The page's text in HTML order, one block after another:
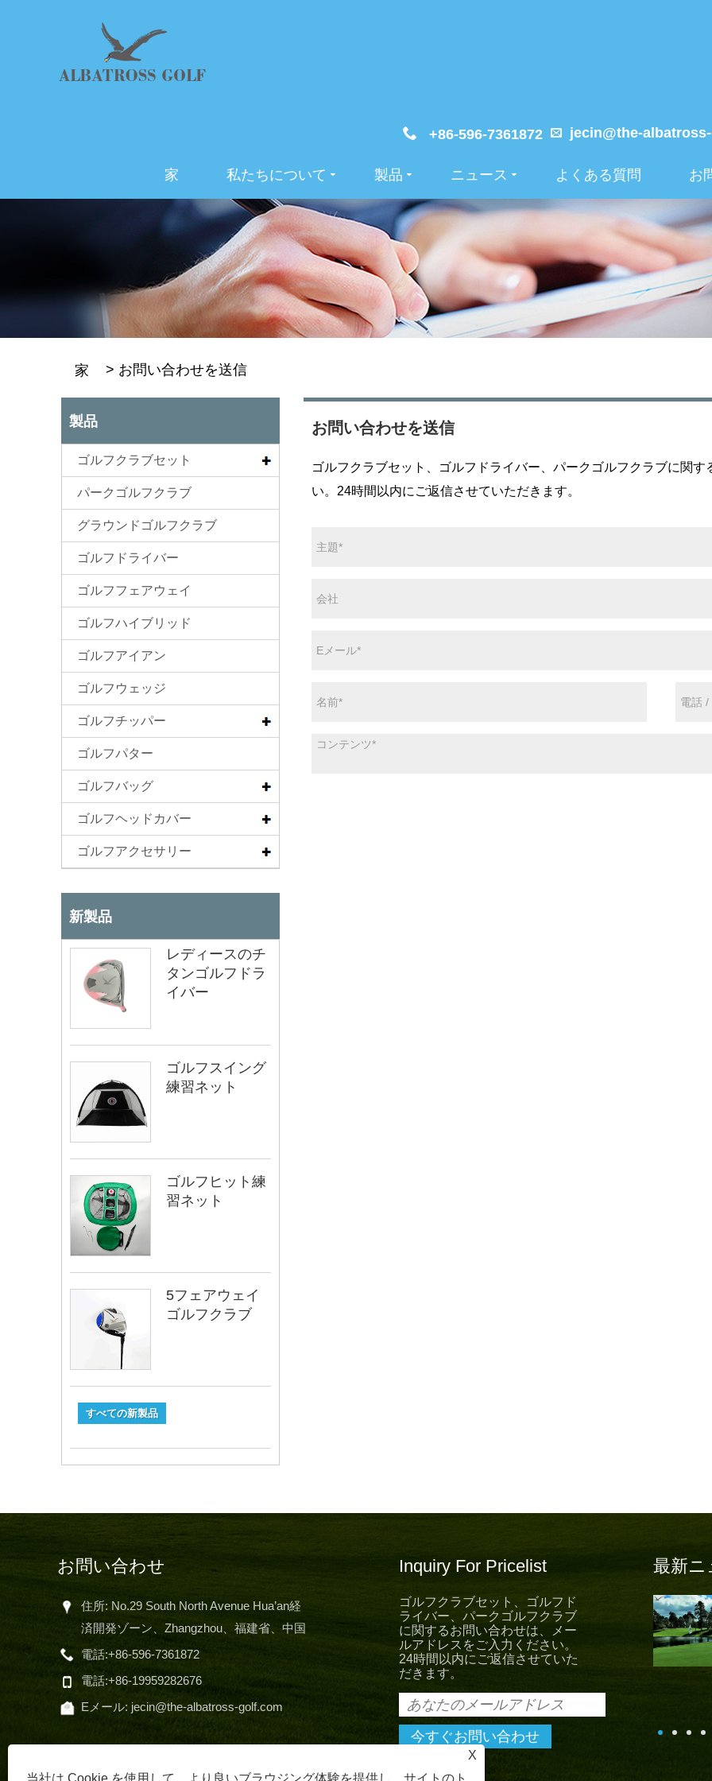
+86-596-7361872 jecin@the-
家 私たちについて 製品 ニュース よくある質問 お
家 > お問い合わせを送信
製品
ゴルフクラブセット
パークゴルフクラブ
グラウンドゴルフクラブ
ゴルフドライバー
ゴルフフェアウェイ
ゴルフハイブリッド
ゴルフアイアン
ゴルフウェッジ
ゴルフチッパー
ゴルフパター
ゴルフバッグ
ゴルフヘッドカバー
ゴルフアクセサリー
新製品
レディースのチ
タンゴルフドラ
イバー
ゴルフスイング
練習ネット
ゴルフヒット練
習ネット
5フェアウェイ
ゴルフクラブ
すべての新製品
お問い合わせを送信
ゴルフクラブセット、ゴルフドライバー、パークゴルフクラブに関
い。24時間以内にご返信させていただきます。
お問い合わせ
住所: No.29 South North Avenue Hua’an経
済開発ゾーン、Zhangzhou、福建省、中国
電話:+86-596-7361872
電話:+86-19959282676
Eメール: jecin@the-albatross-golf.com
Inquiry For Pricelist
ゴルフクラブセット、ゴルフド
ライバー、パークゴルフクラブ
に関するお問い合わせは、メー
ルアドレスをご入力ください。
24時間以内にご返信させていた
だきます。
最新ニ
新しいユニフォームの新しい
希望
New Hopeとともに、新しい夏のユニ
フォームがリリースされました。 「創造的、正直、利他
的、共有」の会社のコアバリューを遵守するために、
Albatrossスポーツスタッフは常にクライアントに優れたサ
ービスを提供します。
X
当社は Cookie を使用して、より良いブラウジング体験を提供し、サイトのト